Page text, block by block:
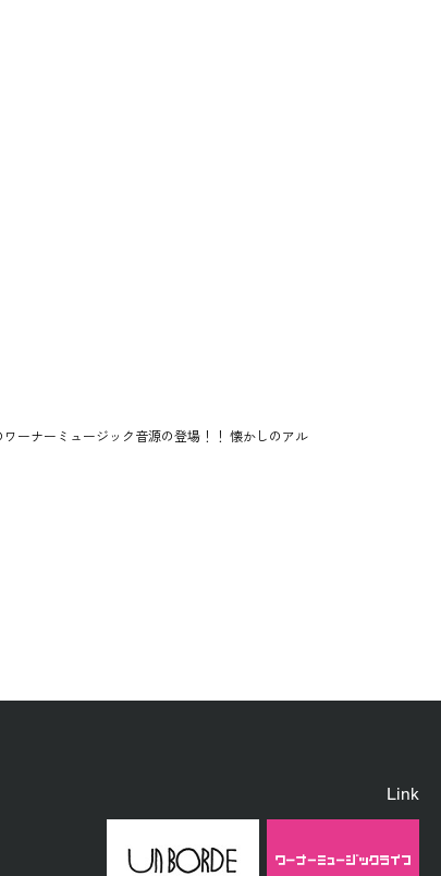
ーナーミュージック音源の登場！！ 懐かしのアル
Link